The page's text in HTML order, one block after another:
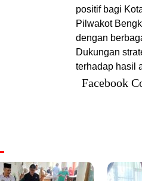
positif bagi
Pilwakot
dengan
Dukungan
terhadap hasil
Facebook